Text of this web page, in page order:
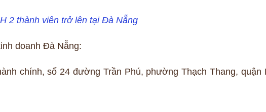
2 thành viên trở lên tại Đà Nẵng
doanh Đà Nẵng:
chính, số 24 đường Trần Phú, phường Thạch Thang, quận